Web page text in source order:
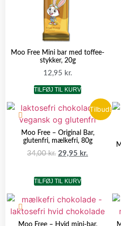
Moo Free Mini bar med toffee-
stykker, 20g
12,95 kr.
TILFØJ TIL KURV
Tilbud!
Moo Free – Original Bar,
glutenfri, mælkefri, 80g
34,00kr. 29,95 kr.
TILFØJ TIL KURV
Moo Free – Hvid mini-bar,